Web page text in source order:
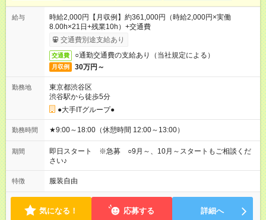
給与
時給2,000円【月収例】約361,000円（時給2,000円×実働
8.00h×21日+残業10h）+交通費
交通費別途支給あり
交通費 ○通勤交通費の支給あり（当社規定による）
月収例 30万円～
勤務地
東京都渋谷区
渋谷駅から徒歩5分
●大手ITグループ●
勤務時間 ★9:00～18:00（休憩時間 12:00～13:00）
期間
即日スタート ※急募 ○9月～、10月～スタートもご相談くだ
さい♪
特徴 服装自由
気になる！ 応募する 詳細へ